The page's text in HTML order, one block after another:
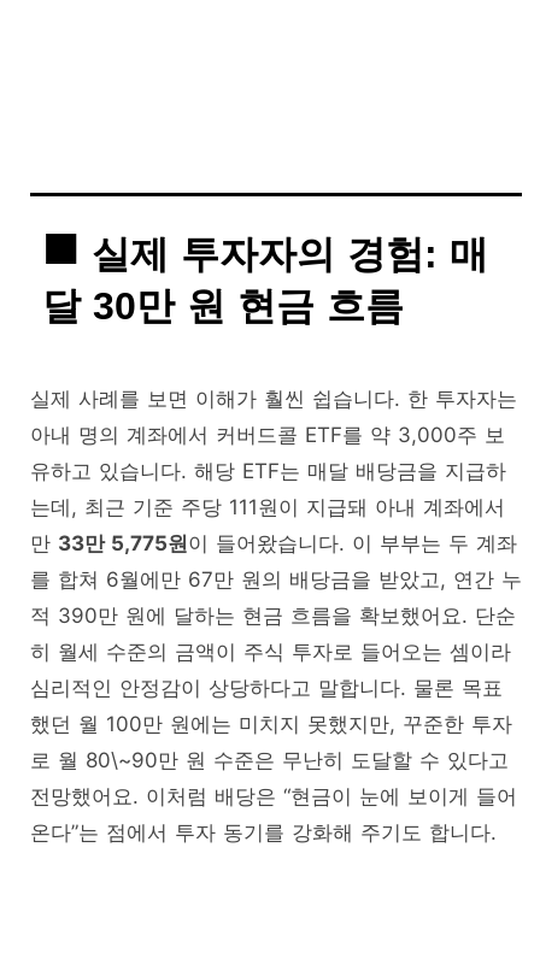
실제 투자자의 경험: 매
달 30만 원 현금 흐름
실제 사례를 보면 이해가 훨씬 쉽습니다. 한 투자자는
아내 명의 계좌에서 커버드콜 ETF를 약 3,000주 보
유하고 있습니다. 해당 ETF는 매달 배당금을 지급하
는데, 최근 기준 주당 111원이 지급돼 아내 계좌에서
만 33만 5,775원이 들어왔습니다. 이 부부는 두 계좌
를 합쳐 6월에만 67만 원의 배당금을 받았고, 연간 누
적 390만 원에 달하는 현금 흐름을 확보했어요. 단순
히 월세 수준의 금액이 주식 투자로 들어오는 셈이라
심리적인 안정감이 상당하다고 말합니다. 물론 목표
했던 월 100만 원에는 미치지 못했지만, 꾸준한 투자
로 월 80\~90만 원 수준은 무난히 도달할 수 있다고
전망했어요. 이처럼 배당은 “현금이 눈에 보이게 들어
온다”는 점에서 투자 동기를 강화해 주기도 합니다.